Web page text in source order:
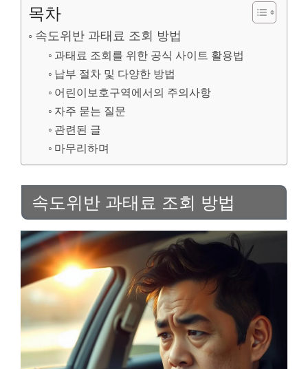
목차
속도위반 과태료 조회 방법
과태료 조회를 위한 공식 사이트 활용법
납부 절차 및 다양한 방법
어린이보호구역에서의 주의사항
자주 묻는 질문
관련된 글
마무리하며
속도위반 과태료 조회 방법